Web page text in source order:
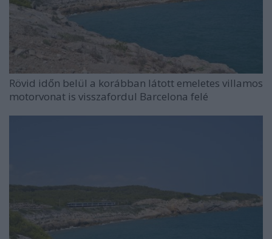
Rövid időn belül a korábban látott emeletes villamos
motorvonat is visszafordul Barcelona felé